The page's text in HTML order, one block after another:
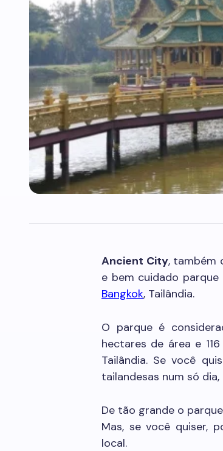
Ancient City, também
e bem cuidado
Bangkok, Tailândia.
O parque é
hectares de área e
Tailândia. Se você
tailandesas num só dia,
De tão grande o
Mas, se você quiser,
local.